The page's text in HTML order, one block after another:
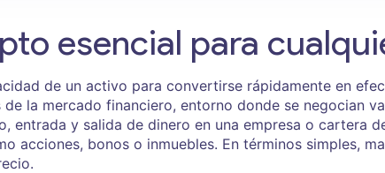
esencial para
de un activo para convertirse rápidamente en
de la mercado financiero, entorno donde se negocian
, entrada y salida de dinero en una empresa o cartera
acciones, bonos o inmuebles. En términos simples,